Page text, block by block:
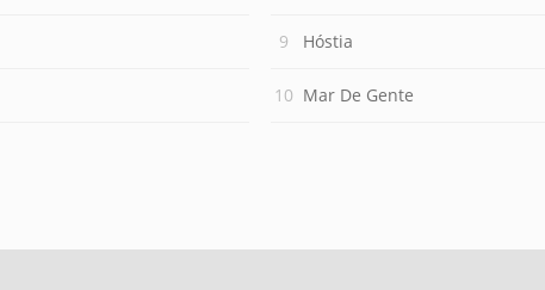
Hóstia
Mar De Gente